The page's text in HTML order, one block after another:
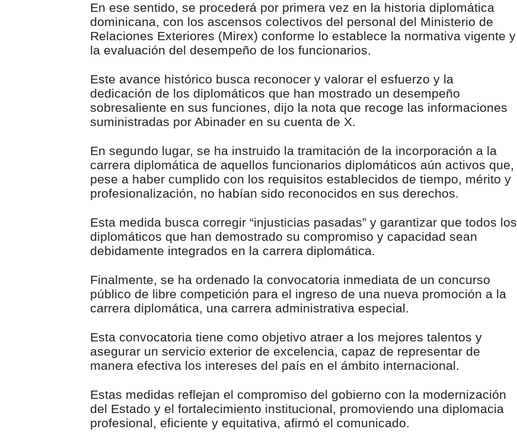
En ese sentido, se procederá por primera vez en la historia diplomática
dominicana, con los ascensos colectivos del personal del Ministerio de
Relaciones Exteriores (Mirex) conforme lo establece la normativa vigente y
la evaluación del desempeño de los funcionarios.
Este avance histórico busca reconocer y valorar el esfuerzo y la
dedicación de los diplomáticos que han mostrado un desempeño
sobresaliente en sus funciones, dijo la nota que recoge las informaciones
suministradas por Abinader en su cuenta de X.
En segundo lugar, se ha instruido la tramitación de la incorporación a la
carrera diplomática de aquellos funcionarios diplomáticos aún activos que,
pese a haber cumplido con los requisitos establecidos de tiempo, mérito y
profesionalización, no habían sido reconocidos en sus derechos.
Esta medida busca corregir “injusticias pasadas” y garantizar que todos los
diplomáticos que han demostrado su compromiso y capacidad sean
debidamente integrados en la carrera diplomática.
Finalmente, se ha ordenado la convocatoria inmediata de un concurso
público de libre competición para el ingreso de una nueva promoción a la
carrera diplomática, una carrera administrativa especial.
Esta convocatoria tiene como objetivo atraer a los mejores talentos y
asegurar un servicio exterior de excelencia, capaz de representar de
manera efectiva los intereses del país en el ámbito internacional.
Estas medidas reflejan el compromiso del gobierno con la modernización
del Estado y el fortalecimiento institucional, promoviendo una diplomacia
profesional, eficiente y equitativa, afirmó el comunicado.